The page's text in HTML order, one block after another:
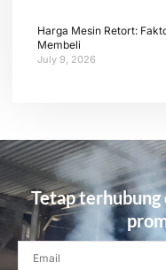
Harga Mesin Retort:
Membeli
July 9, 2026
Tetap